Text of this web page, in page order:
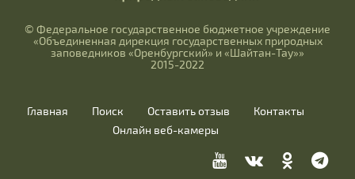
© Федеральное государственное бюджетное учреждение
«Объединенная дирекция государственных природных
заповедников «Оренбургский» и «Шайтан-Тау»»
2015-2022
Главная Поиск Оставить отзыв
Контакты
Онлайн веб-камеры